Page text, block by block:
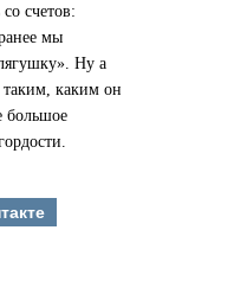
счетов:
мы
Ну а
каким он
большое